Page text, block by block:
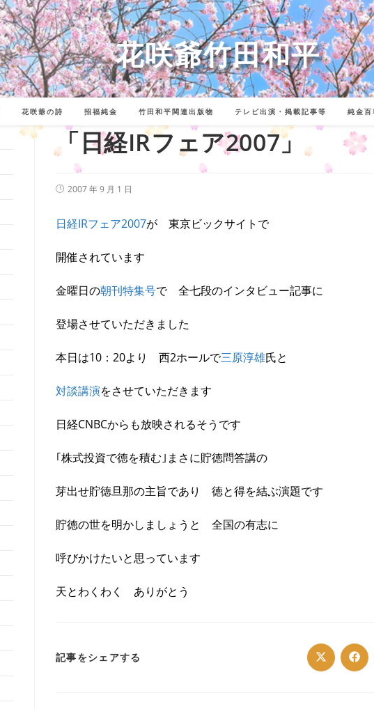
花咲爺竹田和平
花咲爺の詩 招福純金 竹田和平関連出版物 テレビ出演・掲載記事等 純金百
「日経IRフェア2007」
投
開
日:
2007 年 9 月 1 日
日経IRフェア2007が 東京ビックサイトで
開催されています
金曜日の朝刊特集号で 全七段のインタビュー記事に
登場させていただきました
本日は10：20より 西2ホールで三原淳雄氏と
対談講演をさせていただきます
日経CNBCからも放映されるそうです
｢株式投資で徳を積む｣まさに貯徳問答講の
芽出せ貯徳旦那の主旨であり 徳と得を結ぶ演題です
貯徳の世を明かしましょうと 全国の有志に
呼びかけたいと思っています
天とわくわく ありがとう
記事をシェアする Opens
in in